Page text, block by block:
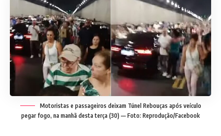
Motoristas e passageiros deixam Túnel Rebouças após veículo
pegar fogo, na manhã desta terça (30) — Foto: Reprodução/Facebook